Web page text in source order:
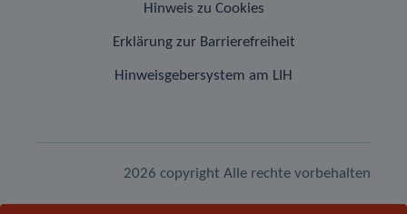
Hinweis zu Cookies
Erklärung zur Barrierefreiheit
Hinweisgebersystem am LIH
2026 copyright Alle rechte vorbehalten